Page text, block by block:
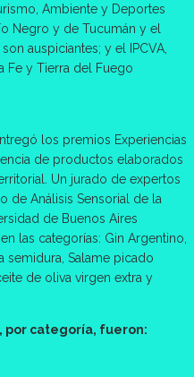
Ambiente y Deportes
Negro y de Tucumán y el
auspiciantes; y el IPCVA,
Fe y Tierra del Fuego
los premios Experiencias
de productos elaborados
Un jurado de expertos
de Análisis Sensorial de la
de Buenos Aires
las categorías: Gin Argentino,
semidura, Salame picado
de oliva virgen extra y
por categoría, fueron: